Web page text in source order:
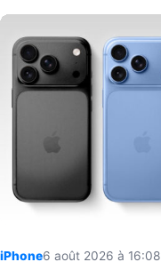
iPhone6 août 2026 à 16:08